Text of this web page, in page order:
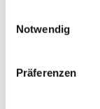
Notwendig
Präferenzen